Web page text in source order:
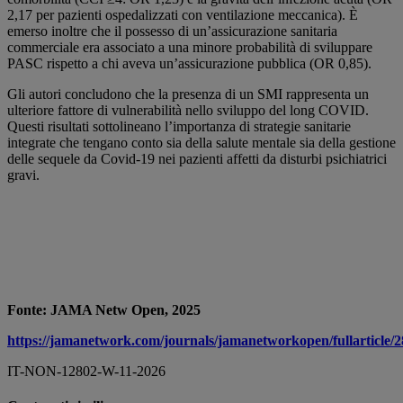
2,17 per pazienti ospedalizzati con ventilazione meccanica). È
emerso inoltre che il possesso di un’assicurazione sanitaria
commerciale era associato a una minore probabilità di sviluppare
PASC rispetto a chi aveva un’assicurazione pubblica (OR 0,85).
Gli autori concludono che la presenza di un SMI rappresenta un
ulteriore fattore di vulnerabilità nello sviluppo del long COVID.
Questi risultati sottolineano l’importanza di strategie sanitarie
integrate che tengano conto sia della salute mentale sia della gestione
delle sequele da Covid-19 nei pazienti affetti da disturbi psichiatrici
gravi.
Fonte: JAMA Netw Open, 2025
https://jamanetwork.com/journals/jamanetworkopen/fullarticle/
IT-NON-12802-W-11-2026